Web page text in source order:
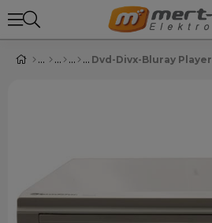
Dvd-Divx-Bluray Player